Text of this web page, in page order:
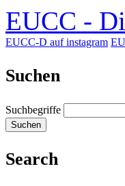
EUCC -
EUCC-D auf instagram
Suchen
Suchbegriffe
Suchen
Search